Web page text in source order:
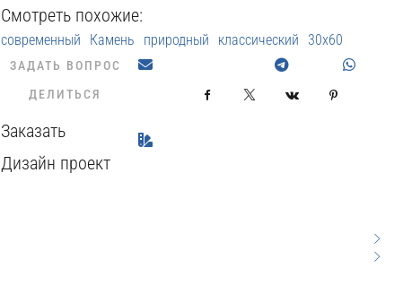
Смотреть похожие:
современный Камень природный классический 30x60
ЗАДАТЬ ВОПРОС
ДЕЛИТЬСЯ
Facebook VKontakte
Заказать
Дизайн проект